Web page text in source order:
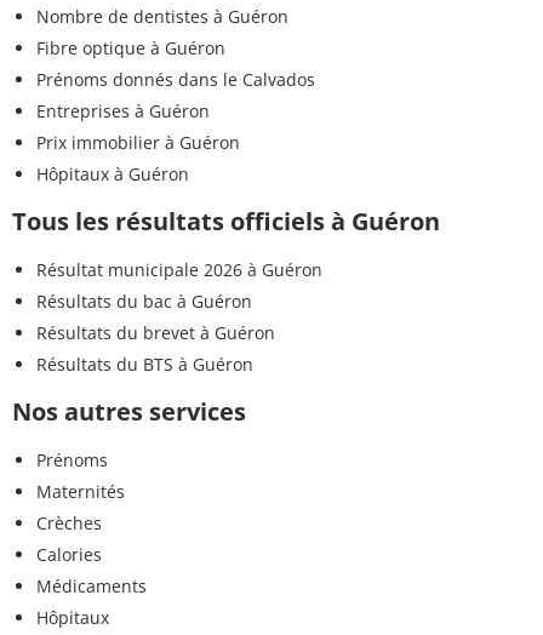
Nombre de dentistes à Guéron
Fibre optique à Guéron
Prénoms donnés dans le Calvados
Entreprises à Guéron
Prix immobilier à Guéron
Hôpitaux à Guéron
Tous les résultats officiels à Guéron
Résultat municipale 2026 à Guéron
Résultats du bac à Guéron
Résultats du brevet à Guéron
Résultats du BTS à Guéron
Nos autres services
Prénoms
Maternités
Crèches
Calories
Médicaments
Hôpitaux